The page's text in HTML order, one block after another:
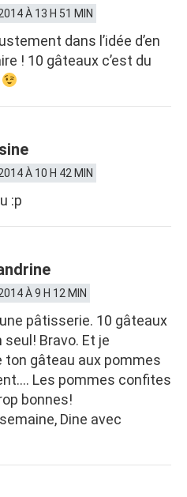
À 13 H 51 MIN
dans l’idée d’en
! 10 gâteaux c’est du
À 10 H 42 MIN
:p
À 9 H 12 MIN
pâtisserie. 10 gâteaux
seul! Bravo. Et je
ton gâteau aux pommes
Les pommes confites
bonnes!
Dine avec